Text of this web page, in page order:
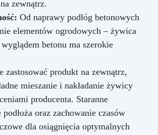
zewnątrz.
Od naprawy podłóg betonowych
elementów ogrodowych – żywica
betonu ma szerokie
zastosować produkt na zewnątrz,
mieszanie i nakładanie żywicy
producenta. Staranne
oraz zachowanie czasów
dla osiągnięcia optymalnych